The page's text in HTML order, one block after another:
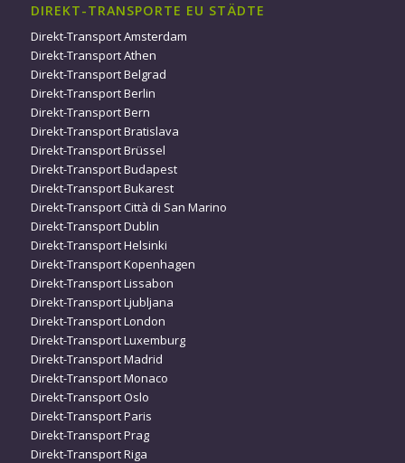
DIREKT-TRANSPORTE EU STÄDTE
Direkt-Transport Amsterdam
Direkt-Transport Athen
Direkt-Transport Belgrad
Direkt-Transport Berlin
Direkt-Transport Bern
Direkt-Transport Bratislava
Direkt-Transport Brüssel
Direkt-Transport Budapest
Direkt-Transport Bukarest
Direkt-Transport Città di San Marino
Direkt-Transport Dublin
Direkt-Transport Helsinki
Direkt-Transport Kopenhagen
Direkt-Transport Lissabon
Direkt-Transport Ljubljana
Direkt-Transport London
Direkt-Transport Luxemburg
Direkt-Transport Madrid
Direkt-Transport Monaco
Direkt-Transport Oslo
Direkt-Transport Paris
Direkt-Transport Prag
Direkt-Transport Riga